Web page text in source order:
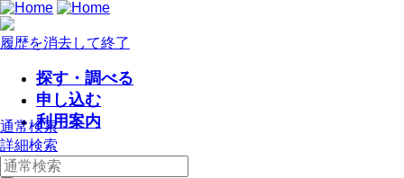
履歴を消去して終了
探す・調べる
申し込む
利用案内
通常検索
詳細検索